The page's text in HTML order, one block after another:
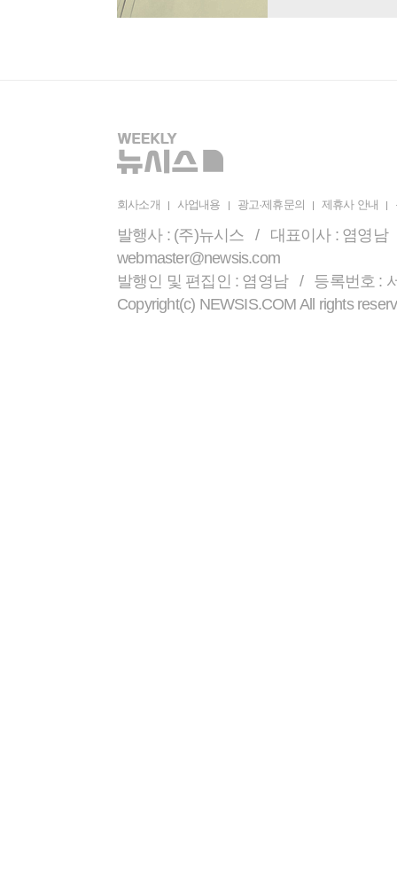
회사소개 사업내용 광고·제휴문의 제휴사 안내
발행사 : (주)뉴시스 / 대표이사 : 염영
webmaster@newsis.com
발행인 및 편집인 : 염영남 / 등록번호 :
Copyright(c) NEWSIS.COM All rights